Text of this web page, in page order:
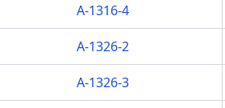
A-1316-4
A-1326-2
A-1326-3